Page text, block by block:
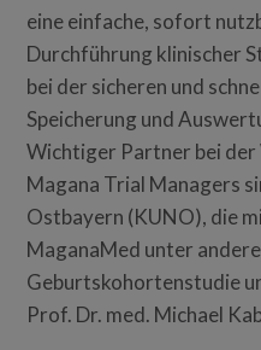
eine einfache, sofort
Durchführung klinischer
bei der sicheren und
Speicherung und
Wichtiger Partner bei
Magana Trial Managers
Ostbayern (KUNO), die
MaganaMed unter
Geburtskohortenstudie
Prof. Dr. med. Michael